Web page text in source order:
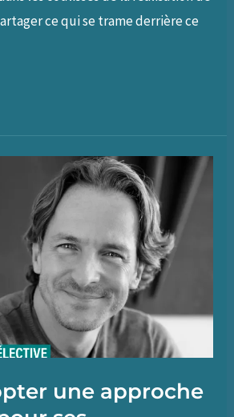
ce qui se trame derrière ce
une approche